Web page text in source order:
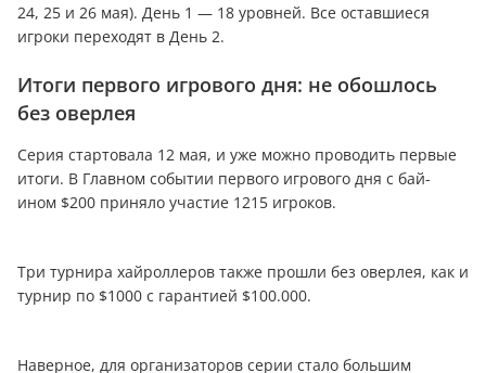
24, 25 и 26 мая). День 1 — 18 уровней. Все оставшиеся
игроки переходят в День 2.
Итоги первого игрового дня: не обошлось
без оверлея
Серия стартовала 12 мая, и уже можно проводить первые
итоги. В Главном событии первого игрового дня с бай-
ином $200 приняло участие 1215 игроков.
Три турнира хайроллеров также прошли без оверлея, как и
турнир по $1000 с гарантией $100.000.
Наверное, для организаторов серии стало большим